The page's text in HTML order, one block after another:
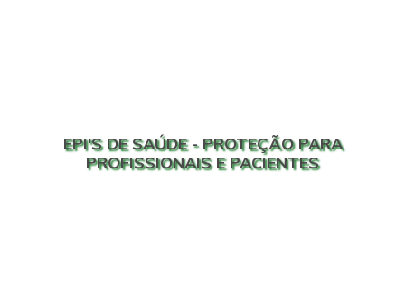
EPI'S DE SAÚDE - PROTEÇÃO PARA
PROFISSIONAIS E PACIENTES